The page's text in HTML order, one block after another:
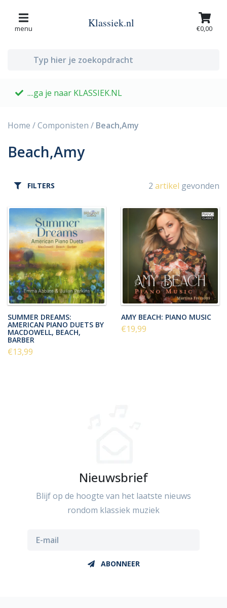
menu Klassiek.nl €0,00
....ga je naar KLASSIEK.NL
Home /Componisten / Beach,Amy
Beach,Amy
FILTERS 2 artikel gevonden
SUMMER DREAMS:
AMERICAN PIANO DUETS BY
MACDOWELL, BEACH,
BARBER
€13,99
AMY BEACH: PIANO MUSIC
€19,99
Nieuwsbrief
Blijf op de hoogte van het laatste nieuws
rondom klassiek muziek
ABONNEER